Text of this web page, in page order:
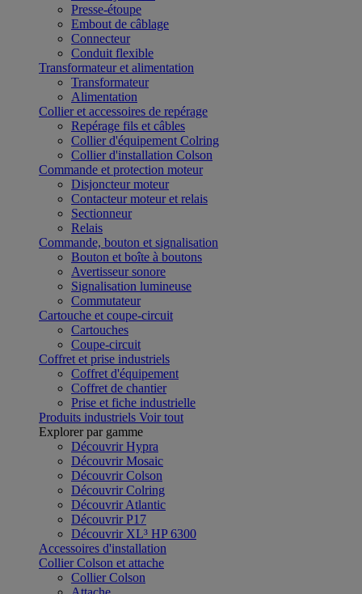
Presse-étoupe
Embout de câblage
Connecteur
Conduit flexible
Transformateur et alimentation
Transformateur
Alimentation
Collier et accessoires de repérage
Repérage fils et câbles
Collier d'équipement Colring
Collier d'installation Colson
Commande et protection moteur
Disjoncteur moteur
Contacteur moteur et relais
Sectionneur
Relais
Commande, bouton et signalisation
Bouton et boîte à boutons
Avertisseur sonore
Signalisation lumineuse
Commutateur
Cartouche et coupe-circuit
Cartouches
Coupe-circuit
Coffret et prise industriels
Coffret d'équipement
Coffret de chantier
Prise et fiche industrielle
Produits industriels Voir tout
Explorer par gamme
Découvrir Hypra
Découvrir Mosaic
Découvrir Colson
Découvrir Colring
Découvrir Atlantic
Découvrir P17
Découvrir XL³ HP 6300
Accessoires d'installation
Collier Colson et attache
Collier Colson